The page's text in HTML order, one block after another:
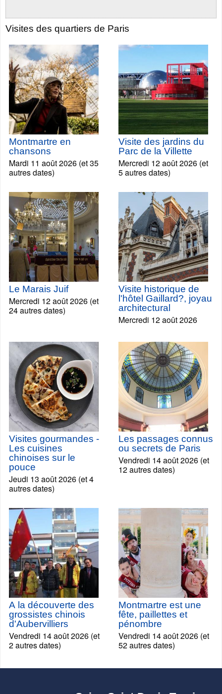
Visites des quartiers de Paris
Montmartre en
chansons
Mardi 11 août 2026 (et 35
autres dates)
Visite des jardins du
Parc de la Villette
Mercredi 12 août 2026 (et
5 autres dates)
Le Marais Juif
Mercredi 12 août 2026 (et
24 autres dates)
Visite historique de
l'hôtel Gaillard?, joyau
architectural
Mercredi 12 août 2026
Visites gourmandes -
Les cuisines
chinoises sur le
pouce
Jeudi 13 août 2026 (et 4
autres dates)
Les passages connus
ou secrets de Paris
Vendredi 14 août 2026 (et
12 autres dates)
A la découverte des
grossistes chinois
d'Aubervilliers
Vendredi 14 août 2026 (et
2 autres dates)
Montmartre est une
fête, paillettes et
pénombre
Vendredi 14 août 2026 (et
52 autres dates)